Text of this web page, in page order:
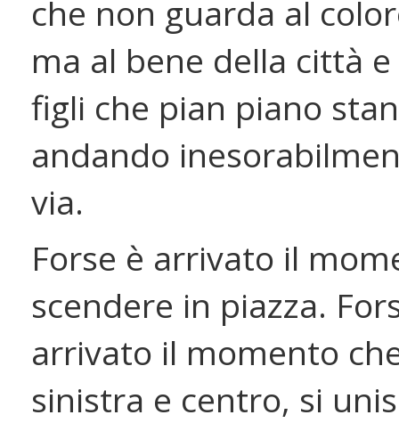
che non guarda al
ma al bene della città
figli che pian piano
andando
via.
Forse è arrivato il
scendere in piazza.
arrivato il momento
sinistra e centro, si